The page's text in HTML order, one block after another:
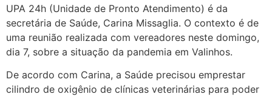
UPA 24h (Unidade de Pronto Atendimento) é da
secretária de Saúde, Carina Missaglia. O contexto é de
uma reunião realizada com vereadores neste domingo,
dia 7, sobre a situação da pandemia em Valinhos.
De acordo com Carina, a Saúde precisou emprestar
cilindro de oxigênio de clínicas veterinárias para poder